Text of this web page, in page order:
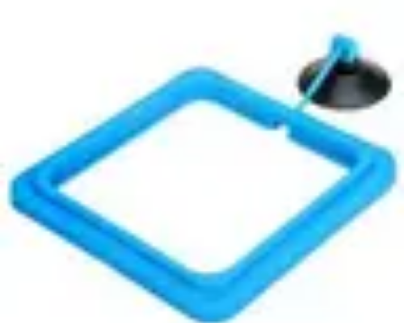
Conseil Banque